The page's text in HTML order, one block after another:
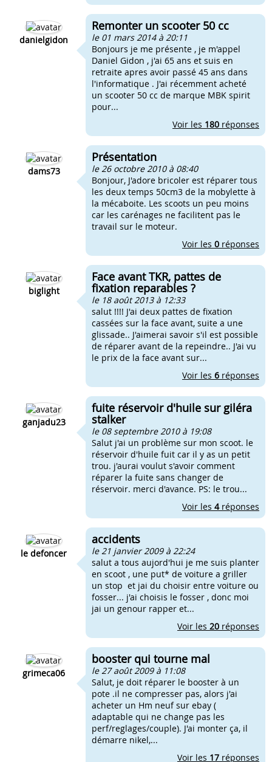
danielgidon
Remonter un scooter 50 cc
le 01 mars 2014 à 20:11
Bonjours je me présente , je m'appel
Daniel Gidon , j'ai 65 ans et suis en
retraite apres avoir passé 45 ans dans
l'informatique . J'ai récemment acheté
un scooter 50 cc de marque MBK spirit
pour...
Voir les 180 réponses
dams73
Présentation
le 26 octobre 2010 à 08:40
Bonjour, J'adore bricoler est réparer tous
les deux temps 50cm3 de la mobylette à
la mécaboite. Les scoots un peu moins
car les carénages ne facilitent pas le
travail sur le moteur.
Voir les 0 réponses
biglight
Face avant TKR, pattes de
fixation reparables ?
le 18 août 2013 à 12:33
salut !!!! J'ai deux pattes de fixation
cassées sur la face avant, suite a une
glissade.. J'aimerai savoir s'il est possible
de réparer avant de la repeindre.. J'ai vu
le prix de la face avant sur...
Voir les 6 réponses
ganjadu23
fuite réservoir d'huile sur giléra
stalker
le 08 septembre 2010 à 19:08
Salut j'ai un problème sur mon scoot. le
réservoir d'huile fuit car il y as un petit
trou. j'aurai voulut s'avoir comment
réparer la fuite sans changer de
réservoir. merci d'avance. PS: le trou...
Voir les 4réponses
le defoncer
accidents
le 21 janvier 2009 à 22:24
salut a tous aujord'hui je me suis planter
en scoot , une put* de voiture a griller
un stop et jai du choisir entre voiture ou
fosser... j'ai choisis le fosser , donc moi
jai un genour rapper et...
Voir les 20 réponses
grimeca06
booster qui tourne mal
le 27 août 2009 à 11:08
Salut, je doit réparer le booster à un
pote .il ne compresser pas, alors j'ai
acheter un Hm neuf sur ebay (
adaptable qui ne change pas les
perf/reglages/couple). J'ai monter ça, il
démarre nikel,...
Voir les 17 réponses